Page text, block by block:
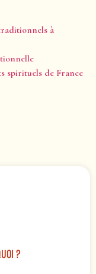
à
spirituels de France
?